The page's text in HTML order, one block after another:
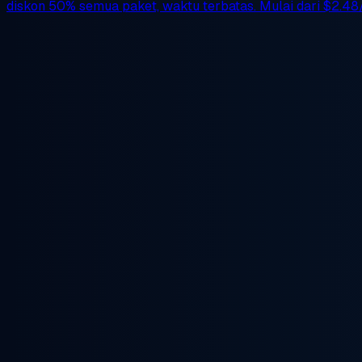
diskon 50% semua paket, waktu terbatas. Mulai dari